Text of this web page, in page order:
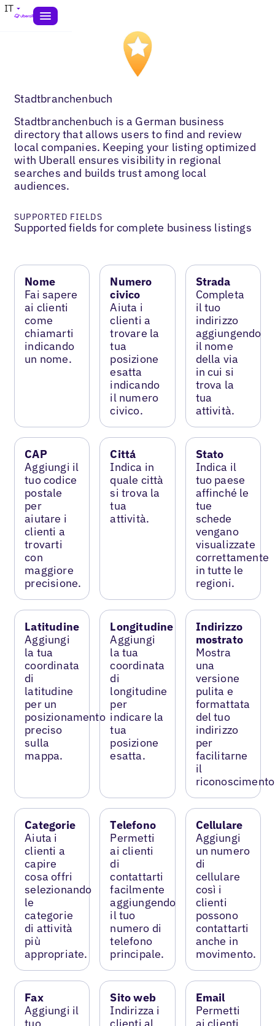
IT
Stadtbranchenbuch
Stadtbranchenbuch is a German business
directory that allows users to find and review
local companies. Keeping your listing optimized
with Uberall ensures visibility in regional
searches and builds trust among local
audiences.
SUPPORTED FIELDS
Supported fields for complete business listings
Nome
Fai sapere
ai clienti
come
chiamarti
indicando
un nome.
Numero
civico
Aiuta i
clienti a
trovare la
tua
posizione
esatta
indicando
il numero
civico.
Strada
Completa
il tuo
indirizzo
aggiungendo
il nome
della via
in cui si
trova la
tua
attività.
CAP
Aggiungi il
tuo codice
postale
per
aiutare i
clienti a
trovarti
con
maggiore
precisione.
Cittá
Indica in
quale città
si trova la
tua
attività.
Stato
Indica il
tuo paese
affinché le
tue
schede
vengano
visualizzate
correttamente
in tutte le
regioni.
Latitudine
Aggiungi
la tua
coordinata
di
latitudine
per un
posizionamento
preciso
sulla
mappa.
Longitudine
Aggiungi
la tua
coordinata
di
longitudine
per
indicare la
tua
posizione
esatta.
Indirizzo
mostrato
Mostra
una
versione
pulita e
formattata
del tuo
indirizzo
per
facilitarne
il
Categorie
Aiuta i
clienti a
capire
cosa offri
selezionando
le
categorie
di attività
più
appropriate.
Telefono
Permetti
ai clienti
di
contattarti
facilmente
aggiungendo
il tuo
numero di
telefono
principale.
Cellulare
Aggiungi
un numero
di
cellulare
così i
clienti
possono
contattarti
anche in
movimento.
Fax
Aggiungi il
tuo
Sito web
Indirizza i
clienti al
Email
Permetti
ai clienti